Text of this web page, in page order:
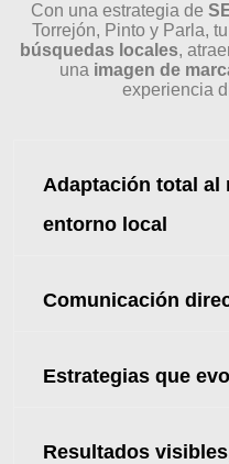
Con una estrategia de
Torrejón, Pinto y Parla,
búsquedas locales,
una imagen de
experiencia
Adaptación total al
entorno local
Comunicación
Estrategias que
Resultados